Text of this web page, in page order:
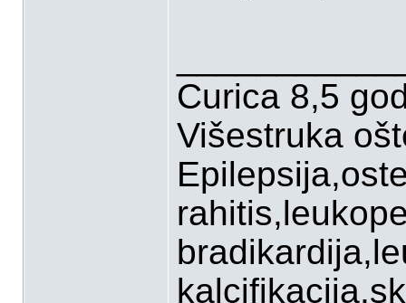
Curica 8,5
Višestruka